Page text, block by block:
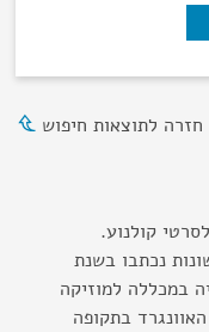
חזרה לתוצאות חיפוש
קולנוע.
נכתבו בשנת
במכללה למוזיקה
בתקופה